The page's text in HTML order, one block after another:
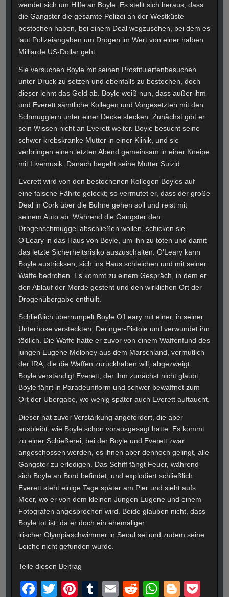
wendet sich um Hilfe an Boyle. Es stellt sich heraus, dass
die Gangster die gesamte Polizei an der Westküste
bestochen haben, bei einem Deal wegzusehen, bei dem es
laut Polizeiangaben um Drogen im Wert von einer halben
Milliarde US-Dollar geht.
Sie versuchen Boyle mit seinen Prostituiertenbesuchen
unter Druck zu setzen und ebenfalls zu bestechen, doch
dieser lehnt das Geld ab. Boyle weiß nun, dass außer ihm
und Everett sämtliche Kollegen und Vorgesetzten mit den
Schmugglern unter einer Decke stecken. Zunächst gibt er
sein Wissen nicht an Everett weiter. Boyle besucht seine
schwer krebskranke Mutter in einer Klinik, und sie
verbringen einen letzten Abend gemeinsam in einer Kneipe
mit Livemusik. Danach begeht seine Mutter Suizid.
Everett wird von den bestochenen Kollegen Boyles auf
eine falsche Fährte gelockt; so vermutet er, dass der große
Deal in Cork über die Bühne gehen soll und reist mit
seinem Auto ab. Während die Gangster den
Drogenschmuggel abschließen wollen, schicken sie
O’Leary in das Haus von Boyle, um ihn zu töten und damit
das letzte Sicherheitsrisiko auszuschalten. O’Leary kann
Boyle austricksen, sich ins Haus schleichen und mit seiner
Waffe bedrohen. Es kommt zu einem Gespräch, in dem er
den Ablauf der Morde gesteht und den wirklichen Ort der
Drogenübergabe enthüllt.
Schließlich überrumpelt Boyle O’Leary mit einer, in seiner
Unterhose versteckten, Deringer-Pistole und verwundet ihn
tödlich. Die Waffe hatte er zuvor von einem Waffenfund des
jungen Eugene Moloney aus dem Marschland, vermutlich
der IRA, die die Waffen zurückhaben will, abgezweigt.
Boyle verständigt Everett, der ihm zunächst nicht glaubt.
Boyle fährt in Paradeuniform und schwer bewaffnet zum
Ort der Übergabe, wo wenig später auch Everett auftaucht.
Dieser hat zuvor Verstärkung angefordert, die aber
ausbleibt, wie Boyle schon vorausgesagt hatte. Es kommt
zu einer Schießerei, bei der Boyle und Everett zwar
angeschossen werden, es ihnen aber dennoch gelingt, alle
Gangster zu erledigen. Das Schiff fängt Feuer, während
sich Boyle an Bord befindet, und explodiert schließlich.
Everett steht einige Tage später am Pier und sieht aufs
Meer, wo er von dem kleinen Jungen Eugene und einem
Fotografen angesprochen wird. Beide glauben nicht, dass
Boyle tot ist, da er doch ein ehemaliger
irischer Olympiaschwimmer in Seoul sei und zudem seine
Leiche nicht gefunden wurde.
Teile diesen Beitrag
F
T
Pi
T
E
R
W
Bl